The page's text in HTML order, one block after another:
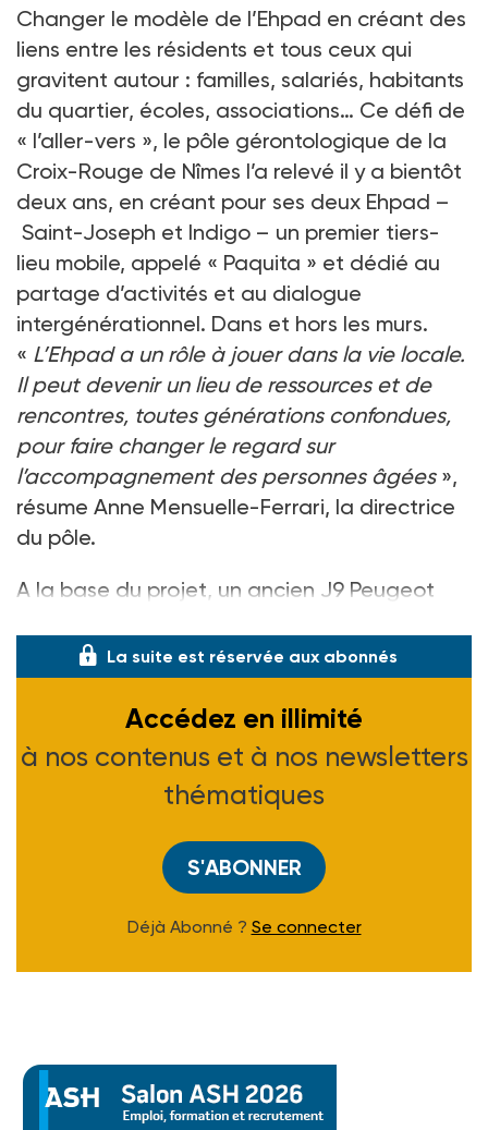
Changer le modèle de l’Ehpad en créant des
liens entre les résidents et tous ceux qui
gravitent autour : familles, salariés, habitants
du quartier, écoles, associations… Ce défi de
« l’aller-vers », le pôle gérontologique de la
Croix-Rouge de Nîmes l’a relevé il y a bientôt
deux ans, en créant pour ses deux Ehpad –
Saint-Joseph et Indigo – un premier tiers-
lieu mobile, appelé « Paquita » et dédié au
partage d’activités et au dialogue
intergénérationnel. Dans et hors les murs.
« L’Ehpad a un rôle à jouer dans la vie locale.
Il peut devenir un lieu de ressources et de
rencontres, toutes générations confondues,
pour faire changer le regard sur
l’accompagnement des personnes âgées»,
résume Anne Mensuelle-Ferrari, la directrice
du pôle.
A la base du projet, un ancien J9 Peugeot
La suite est réservée aux abonnés
Accédez en illimité
à nos contenus et à nos newsletters
thématiques
S'ABONNER
Déjà Abonné ? Se connecter